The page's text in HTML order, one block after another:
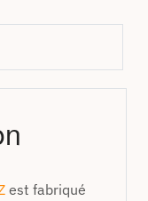
est fabriqué